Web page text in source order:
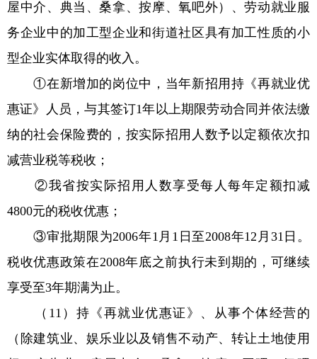
屋中介、典当、桑拿、按摩、氧吧外）、劳动就业服
务企业中的加工型企业和街道社区具有加工性质的小
型企业实体取得的收入。
①在新增加的岗位中，当年新招用持《再就业优
惠证》人员，与其签订1年以上期限劳动合同并依法缴
纳的社会保险费的，按实际招用人数予以定额依次扣
减营业税等税收；
②我省按实际招用人数享受每人每年定额扣减
4800元的税收优惠；
③审批期限为2006年1月1日至2008年12月31日。
税收优惠政策在2008年底之前执行未到期的，可继续
享受至3年期满为止。
（11）持《再就业优惠证》、从事个体经营的
（除建筑业、娱乐业以及销售不动产、转让土地使用